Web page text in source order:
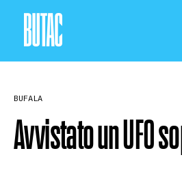
BUFALA
Avvistato un UFO